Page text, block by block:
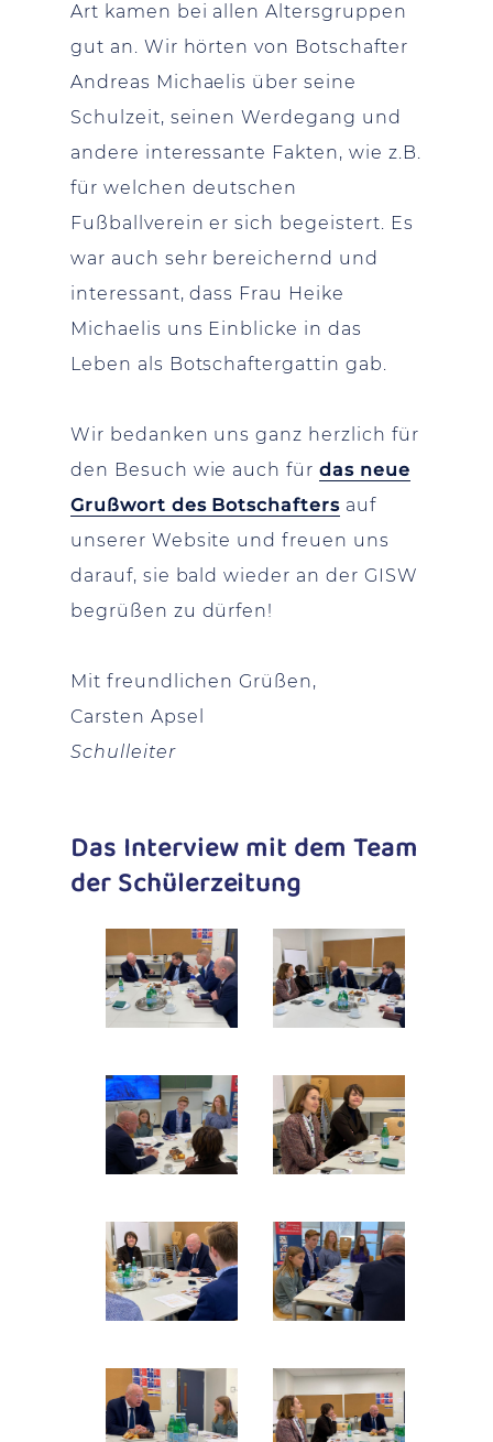
Art kamen bei allen Altersgruppen
gut an. Wir hörten von Botschafter
Andreas Michaelis über seine
Schulzeit, seinen Werdegang und
andere interessante Fakten, wie z.B.
für welchen deutschen
Fußballverein er sich begeistert. Es
war auch sehr bereichernd und
interessant, dass Frau Heike
Michaelis uns Einblicke in das
Leben als Botschaftergattin gab.
Wir bedanken uns ganz herzlich für
den Besuch wie auch fürdas neue
Grußwort des Botschafters auf
unserer Website und freuen uns
darauf, sie bald wieder an der GISW
begrüßen zu dürfen!
Mit freundlichen Grüßen,
Carsten Apsel
Schulleiter
Das Interview mit dem Team
der Schülerzeitung